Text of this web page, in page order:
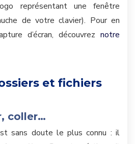
représentant une fenêtre
de votre clavier). Pour en
d’écran, découvrez notre
et fichiers
coller…
sans doute le plus connu : il